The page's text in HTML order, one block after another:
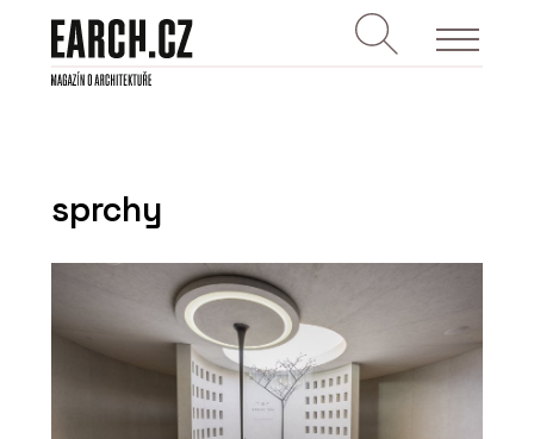
sprchy